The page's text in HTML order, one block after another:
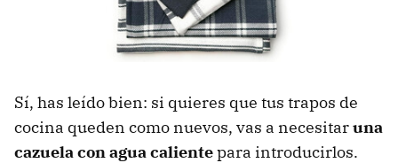
Sí, has leído bien: si quieres que tus trapos de
cocina queden como nuevos, vas a necesitaruna
cazuela con agua calientepara introducirlos.